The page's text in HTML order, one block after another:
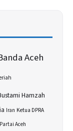
Aceh
Hamzah
Iran Ketua DPRA
Partai Aceh